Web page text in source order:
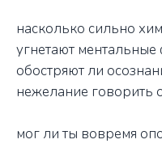
насколько сильно
угнетают
обостряют ли
нежелание говорить
мог ли ты вовремя